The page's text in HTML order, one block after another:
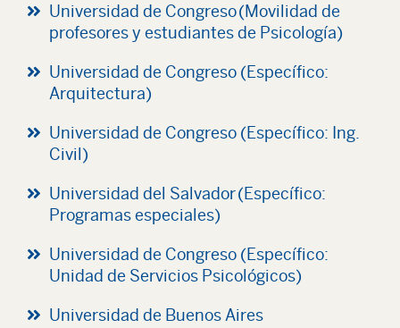
Universidad de Congreso (Movilidad de
profesores y estudiantes de Psicología)
Universidad de Congreso (Específico:
Arquitectura)
Universidad de Congreso (Específico: Ing.
Civil)
Universidad del Salvador (Específico:
Programas especiales)
Universidad de Congreso (Específico:
Unidad de Servicios Psicológicos)
Universidad de Buenos Aires